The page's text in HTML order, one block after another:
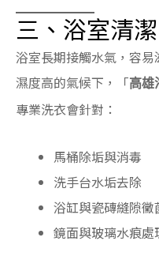
三、浴室清
浴室長期接觸水氣，容
濕度高的氣候下，「高雄
專業洗衣會針對：
馬桶除垢與消毒
洗手台水垢去除
浴缸與瓷磚縫隙黴
鏡面與玻璃水痕處